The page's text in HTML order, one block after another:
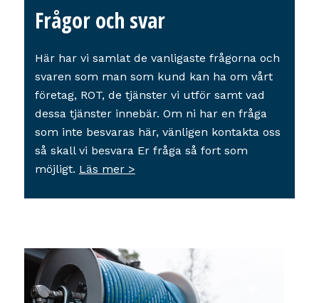
Frågor och svar
Här har vi samlat de vanligaste frågorna och
svaren som man som kund kan ha om vårt
företag, ROT, de tjänster vi utför samt vad
dessa tjänster innebär. Om ni har en fråga
som inte besvaras här, vänligen kontakta oss
så skall vi besvara Er fråga så fort som
möjligt. Läs mer >